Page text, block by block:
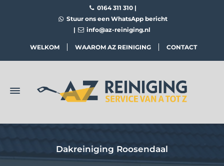
0164 311 310 |
Stuur ons een WhatsApp bericht
|
info@az-reiniging.nl
WELKOM WAAROM AZ REINIGING CONTACT
Dakreiniging Roosendaal